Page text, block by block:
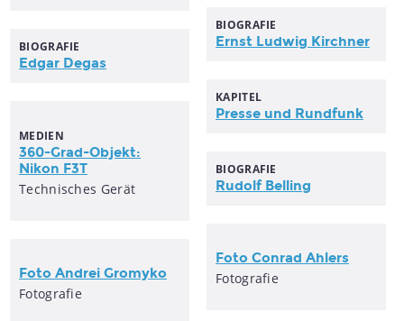
BIOGRAFIE
Ernst Ludwig Kirchner
BIOGRAFIE
Edgar Degas
KAPITEL
Presse und Rundfunk
MEDIEN
360-Grad-Objekt:
Nikon F3T
Technisches Gerät
BIOGRAFIE
Rudolf Belling
Foto Conrad Ahlers
Fotografie
Foto Andrei Gromyko
Fotografie